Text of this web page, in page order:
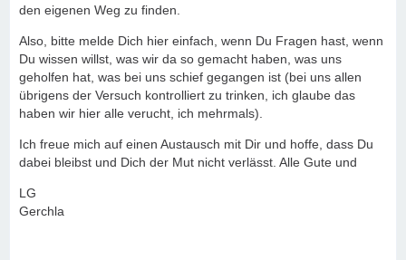
den eigenen Weg zu finden.
Also, bitte melde Dich hier einfach, wenn Du Fragen hast, wenn
Du wissen willst, was wir da so gemacht haben, was uns
geholfen hat, was bei uns schief gegangen ist (bei uns allen
übrigens der Versuch kontrolliert zu trinken, ich glaube das
haben wir hier alle verucht, ich mehrmals).
Ich freue mich auf einen Austausch mit Dir und hoffe, dass Du
dabei bleibst und Dich der Mut nicht verlässt. Alle Gute und
LG
Gerchla